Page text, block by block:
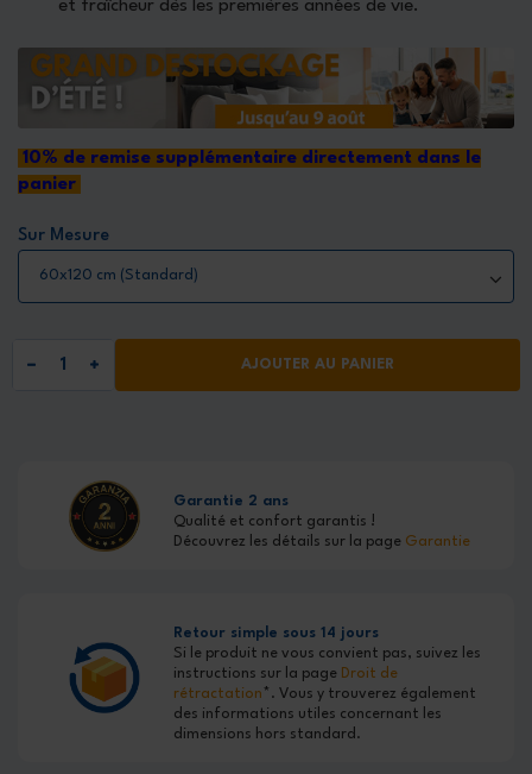
et fraîcheur dès les premières années de vie.
10% de remise supplémentaire directement dans le
panier
Sur Mesure
AJOUTER AU PANIER
Garantie 2 ans
Qualité et confort garantis !
Découvrez les détails sur la page Garantie
Retour simple sous 14 jours
Si le produit ne vous convient pas, suivez les
instructions sur la page Droit de
rétractation *. Vous y trouverez également
des informations utiles concernant les
dimensions hors standard.